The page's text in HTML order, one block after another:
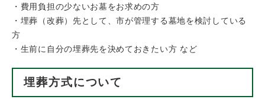
・費用負担の少ないお墓をお求めの方
・埋葬（改葬）先として、市が管理する墓地を検討している
方
・生前に自分の埋葬先を決めておきたい方 など
埋葬方式について